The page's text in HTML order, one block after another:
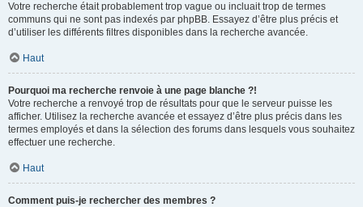
Votre recherche était probablement trop vague ou incluait trop de termes
communs qui ne sont pas indexés par phpBB. Essayez d’être plus précis et
d’utiliser les différents filtres disponibles dans la recherche avancée.
Haut
Pourquoi ma recherche renvoie à une page blanche ?!
Votre recherche a renvoyé trop de résultats pour que le serveur puisse les
afficher. Utilisez la recherche avancée et essayez d’être plus précis dans les
termes employés et dans la sélection des forums dans lesquels vous souhaitez
effectuer une recherche.
Haut
Comment puis-je rechercher des membres ?